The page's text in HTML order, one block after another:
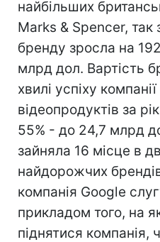
найбільших
Marks & Spencer, так
бренду зросла на
млрд дол. Вартість
хвилі успіху
відеопродуктів за
55% - до 24,7 млрд
зайняла 16 місце в
найдорожчих
компанія Google
прикладом того, на
піднятися компанія,